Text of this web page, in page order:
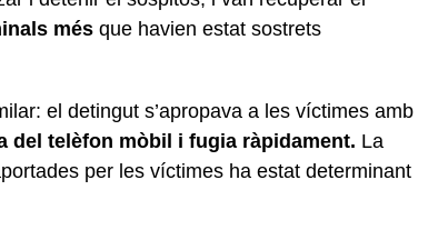
més que havien estat sostrets
el detingut s’apropava a les víctimes amb
del telèfon mòbil i fugia ràpidament. La
per les víctimes ha estat determinant